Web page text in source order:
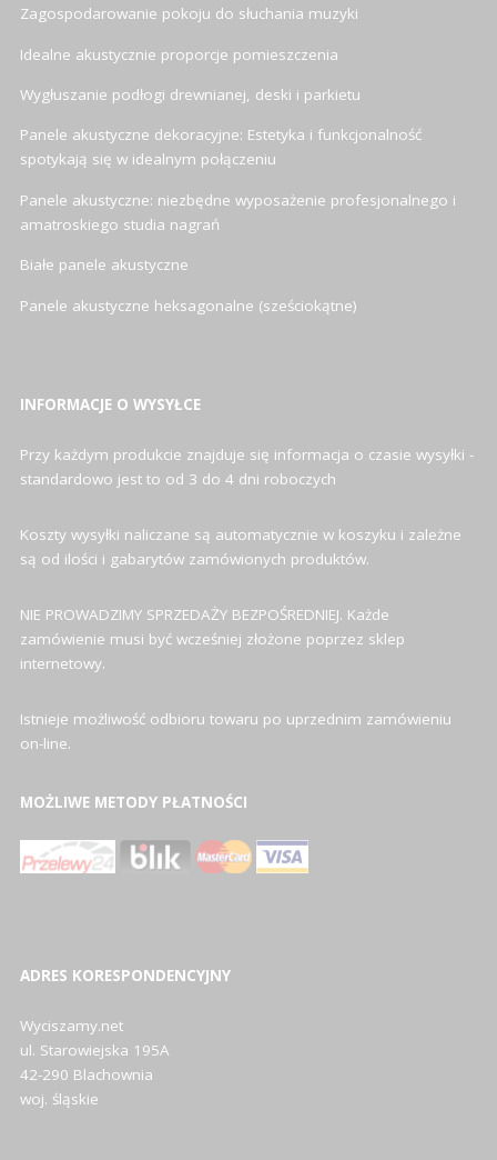
Zagospodarowanie pokoju do słuchania muzyki
Idealne akustycznie proporcje pomieszczenia
Wygłuszanie podłogi drewnianej, deski i parkietu
Panele akustyczne dekoracyjne: Estetyka i funkcjonalność
spotykają się w idealnym połączeniu
Panele akustyczne: niezbędne wyposażenie profesjonalnego i
amatroskiego studia nagrań
Białe panele akustyczne
Panele akustyczne heksagonalne (sześciokątne)
INFORMACJE O WYSYŁCE
Przy każdym produkcie znajduje się informacja o czasie wysyłki -
standardowo jest to od 3 do 4 dni roboczych
Koszty wysyłki naliczane są automatycznie w koszyku i zależne
są od ilości i gabarytów zamówionych produktów.
NIE PROWADZIMY SPRZEDAŻY BEZPOŚREDNIEJ. Każde
zamówienie musi być wcześniej złożone poprzez sklep
internetowy.
Istnieje możliwość odbioru towaru po uprzednim zamówieniu
on-line.
MOŻLIWE METODY PŁATNOŚCI
ADRES KORESPONDENCYJNY
Wyciszamy.net
ul. Starowiejska 195A
42-290 Blachownia
woj. śląskie